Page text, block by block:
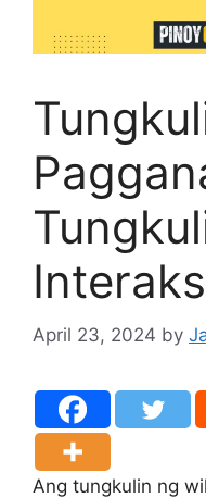
April 23, 2024 by
Ang tungkulin ng